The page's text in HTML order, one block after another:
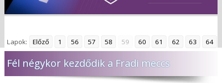
Lapok: Előző 1 56 57 58 59 60 61 62 63 64
Fél négykor kezdődik a Fradi meccs